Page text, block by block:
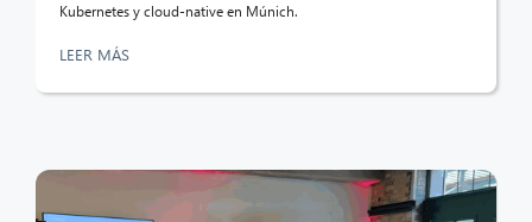
Kubernetes y cloud-native en Múnich.
LEER MÁS